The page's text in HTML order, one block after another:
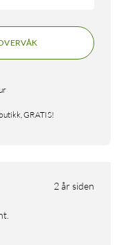
GRATIS!
2 år siden